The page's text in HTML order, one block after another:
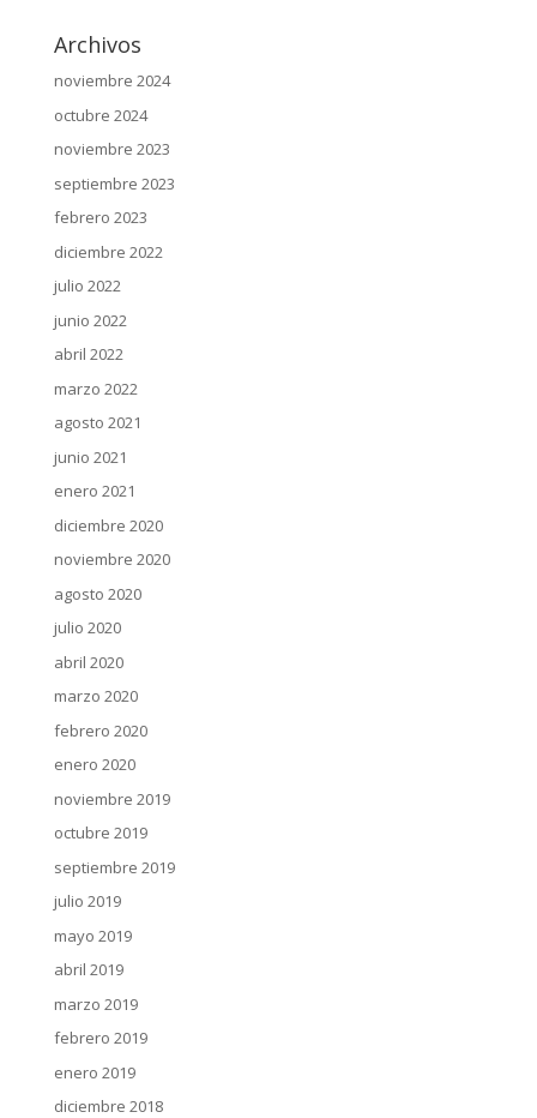
Archivos
noviembre 2024
octubre 2024
noviembre 2023
septiembre 2023
febrero 2023
diciembre 2022
julio 2022
junio 2022
abril 2022
marzo 2022
agosto 2021
junio 2021
enero 2021
diciembre 2020
noviembre 2020
agosto 2020
julio 2020
abril 2020
marzo 2020
febrero 2020
enero 2020
noviembre 2019
octubre 2019
septiembre 2019
julio 2019
mayo 2019
abril 2019
marzo 2019
febrero 2019
enero 2019
diciembre 2018